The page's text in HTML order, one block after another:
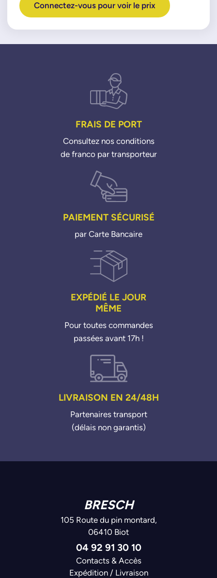
Connectez-vous pour voir le prix
FRAIS DE PORT
Consultez nos conditions
de franco par transporteur
PAIEMENT SÉCURISÉ
par Carte Bancaire
EXPÉDIÉ LE JOUR
MÊME
Pour toutes commandes
passées avant 17h !
LIVRAISON EN 24/48H
Partenaires transport
(délais non garantis)
BRESCH
105 Route du pin montard,
06410 Biot
04 92 91 30 10
Contacts & Accès
Expédition / Livraison